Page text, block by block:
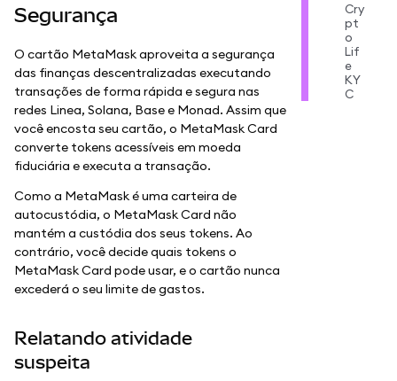
Segurança
O cartão MetaMask aproveita a segurança
das finanças descentralizadas executando
transações de forma rápida e segura nas
redes Linea, Solana, Base e Monad. Assim que
você encosta seu cartão, o MetaMask Card
converte tokens acessíveis em moeda
fiduciária e executa a transação.
Como a MetaMask é uma carteira de
autocustódia, o MetaMask Card não
mantém a custódia dos seus tokens. Ao
contrário, você decide quais tokens o
MetaMask Card pode usar, e o cartão nunca
excederá o seu limite de gastos.
Relatando atividade
suspeita
Cry
pt
o
Lif
e
KY
C